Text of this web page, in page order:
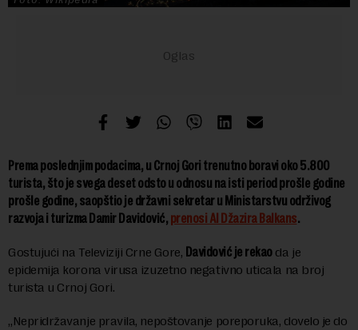
Prema poslednjim podacima, u Crnoj Gori trenutno boravi oko 5.800
turista, što je svega deset odsto u odnosu na isti period prošle godine
prošle godine, saopštio je državni sekretar u Ministarstvu održivog
razvoja i turizma Damir Davidović, prenosi Al Džazira Balkans.
Gostujući na Televiziji Crne Gore, Davidović je rekaoda je
epidemija korona virusa izuzetno negativno uticala na broj
turista u Crnoj Gori.
„Nepridržavanje pravila, nepoštovanje poreporuka, dovelo je do